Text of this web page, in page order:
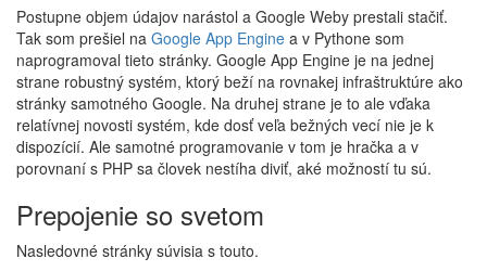
Postupne objem údajov narástol a Google Weby prestali stačiť.
Tak som prešiel na Google App Engine a v Pythone som
naprogramoval tieto stránky. Google App Engine je na jednej
strane robustný systém, ktorý beží na rovnakej infraštruktúre ako
stránky samotného Google. Na druhej strane je to ale vďaka
relatívnej novosti systém, kde dosť veľa bežných vecí nie je k
dispozícií. Ale samotné programovanie v tom je hračka a v
porovnaní s PHP sa človek nestíha diviť, aké možností tu sú.
Prepojenie so svetom
Nasledovné stránky súvisia s touto.